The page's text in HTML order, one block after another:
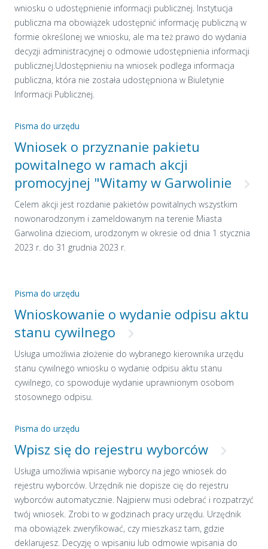
wniosku o udostępnienie informacji publicznej. Instytucja
publiczna ma obowiązek udostępnić informację publiczną w
formie określonej we wniosku, ale ma też prawo do wydania
decyzji administracyjnej o odmowie udostępnienia informacji
publicznej.Udostępnieniu na wniosek podlega informacja
publiczna, która nie została udostępniona w Biuletynie
Informacji Publicznej.
Pisma do urzędu
Wniosek o przyznanie pakietu
powitalnego w ramach akcji
promocyjnej "Witamy w Garwolinie
Celem akcji jest rozdanie pakietów powitalnych wszystkim
nowonarodzonym i zameldowanym na terenie Miasta
Garwolina dzieciom, urodzonym w okresie od dnia 1 stycznia
2023 r. do 31 grudnia 2023 r.
Pisma do urzędu
Wnioskowanie o wydanie odpisu aktu
stanu cywilnego
Usługa umożliwia złożenie do wybranego kierownika urzędu
stanu cywilnego wniosku o wydanie odpisu aktu stanu
cywilnego, co spowoduje wydanie uprawnionym osobom
stosownego odpisu.
Pisma do urzędu
Wpisz się do rejestru wyborców
Usługa umożliwia wpisanie wyborcy na jego wniosek do
rejestru wyborców. Urzędnik nie dopisze cię do rejestru
wyborców automatycznie. Najpierw musi odebrać i rozpatrzyć
twój wniosek. Zrobi to w godzinach pracy urzędu. Urzędnik
ma obowiązek zweryfikować, czy mieszkasz tam, gdzie
deklarujesz. Decyzję o wpisaniu lub odmowie wpisania do